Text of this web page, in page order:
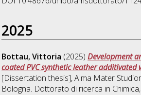
2025
Bottau, Vittoria (2025)Development
coated PVC synthetic leather
[Dissertation thesis], Alma Mater
Bologna. Dottorato di ricerca in Chimica